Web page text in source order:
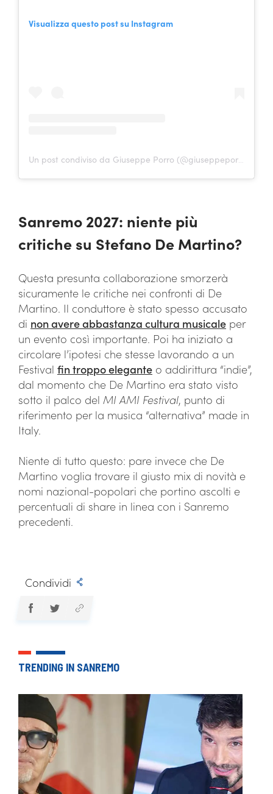
Visualizza questo post su Instagram
Sanremo 2027: niente più
critiche su Stefano De Martino?
Questa presunta collaborazione smorzerà
sicuramente le critiche nei confronti di De
Martino. Il conduttore è stato spesso accusato
di non avere abbastanza cultura musicale per
un evento così importante. Poi ha iniziato a
circolare l’ipotesi che stesse lavorando a un
Festival fin troppo elegante o addirittura “indie”,
dal momento che De Martino era stato visto
sotto il palco del MI AMI Festival, punto di
riferimento per la musica “alternativa” made in
Italy.
Niente di tutto questo: pare invece che De
Martino voglia trovare il giusto mix di novità e
nomi nazional-popolari che portino ascolti e
percentuali di share in linea con i Sanremo
precedenti.
Condividi
TRENDING IN SANREMO